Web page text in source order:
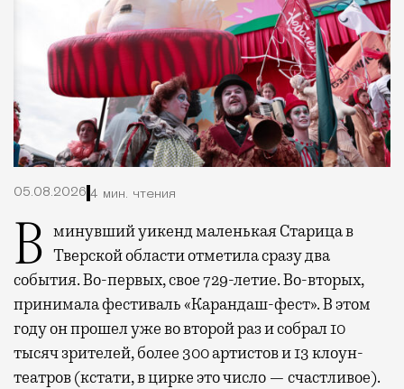
05.08.2026 4 мин. чтения
В минувший уикенд маленькая Старица в Тверской области отметила сразу два
события. Во-первых, свое 729-летие. Во-вторых,
принимала фестиваль «Карандаш-фест». В этом
году он прошел уже во второй раз и собрал 10
тысяч зрителей, более 300 артистов и 13 клоун-
театров (кстати, в цирке это число — счастливое).